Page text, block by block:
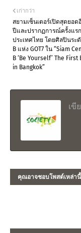
เก่ากว่า
สยามเซ็นเตอร์เปิดสุดยอด
ปีและปรากฏการณ์ครั้งแร
ประเทศไทย โดยศิลปินระดั
B แห่ง GOT7 ใน “Siam
B ‘Be Yourself’ The First
in Bangkok”
เขี
คุณอาจชอบโพสต์เหล่านี้